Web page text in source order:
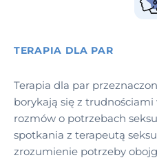
TERAPIA DLA PAR
Terapia dla par
borykają się z
rozmów o potrzebach
spotkania z terapeutą
zrozumienie potrzeby